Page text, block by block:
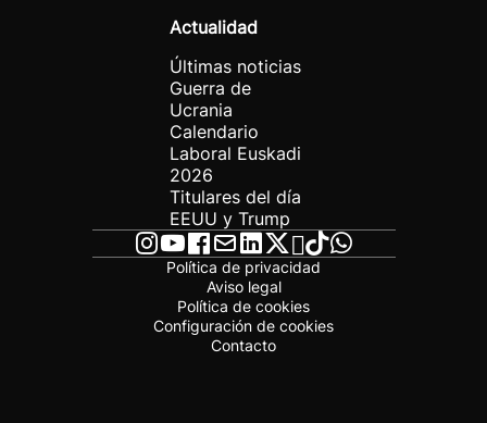
Actualidad
Últimas noticias
Guerra de
Ucrania
Calendario
Laboral Euskadi
2026
Titulares del día
EEUU y Trump
Política de privacidad
Aviso legal
Política de cookies
Configuración de cookies
Contacto